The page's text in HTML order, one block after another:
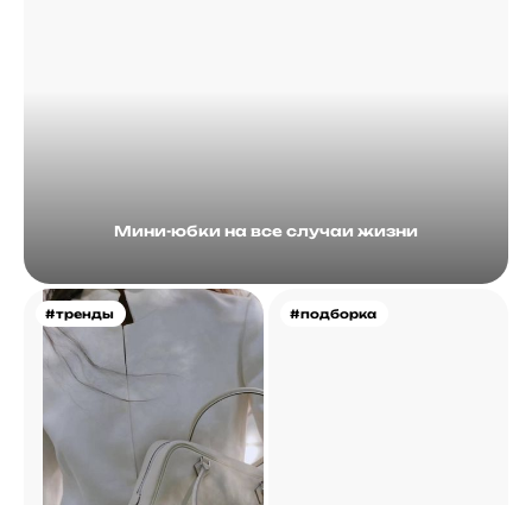
Мини-юбки на все случаи жизни
#тренды #подборка